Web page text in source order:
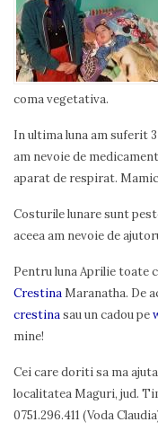
coma vegetativa.
In ultima luna am suferit
am nevoie de
aparat de respirat.
Costurile lunare sunt
aceea am nevoie de
Pentru luna Aprilie toate
CrestinaMaranatha. De
crestinasau un cadou pe
mine!
Cei care doriti sa ma
localitatea Maguri, jud.
0751.296.411 (Voda